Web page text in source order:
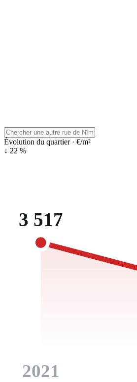
Évolution du quartier · €/m²
↓ 22 %
3 517
2021